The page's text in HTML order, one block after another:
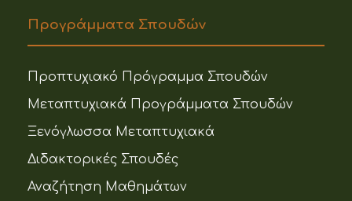
Προγράμματα Σπουδών
Προπτυχιακό Πρόγραμμα Σπουδών
Μεταπτυχιακά Προγράμματα Σπουδών
Ξενόγλωσσα Μεταπτυχιακά
Διδακτορικές Σπουδές
Αναζήτηση Μαθημάτων